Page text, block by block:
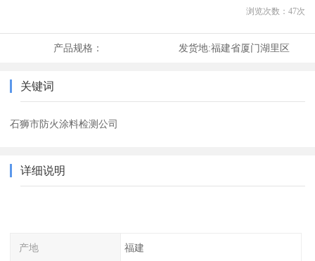
浏览次数： 47次
产品规格： 发货地:福建省厦门湖里区
关键词
石狮市防火涂料检测公司
详细说明
产地 福建